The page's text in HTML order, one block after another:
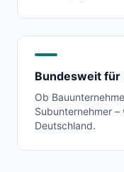
Bundesweit für
Ob
Subunternehmer
Deutschland.